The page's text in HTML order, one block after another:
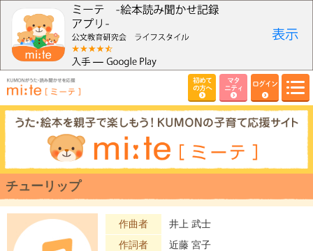
初めて
の方へ
マタ
ニティ
ログイン
チューリップ
作曲者
井上 武士
作詞者
近藤 宮子